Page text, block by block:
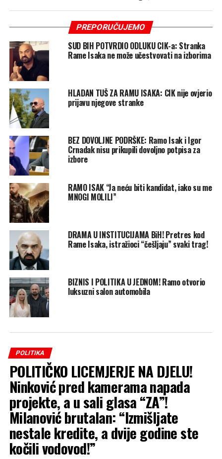
PREPORUČUJEMO
SUD BIH POTVRDIO ODLUKU CIK-a: Stranka
Rame Isaka ne može učestvovati na izborima
HLADAN TUŠ ZA RAMU ISAKA: CIK nije ovjerio
prijavu njegove stranke
BEZ DOVOLJNE PODRŠKE: Ramo Isak i Igor
Crnadak nisu prikupili dovoljno potpisa za
izbore
RAMO ISAK “Ja neću biti kandidat, iako su me
MNOGI MOLILI”
DRAMA U INSTITUCIJAMA BiH! Pretres kod
Rame Isaka, istražioci “češljaju” svaki trag!
BIZNIS I POLITIKA U JEDNOM! Ramo otvorio
luksuzni salon automobila
POLITIKA
POLITIČKO LICEMJERJE NA DJELU!
Ninković pred kamerama napada
projekte, a u sali glasa “ZA”!
Milanović brutalan: “Izmišljate
nestale kredite, a dvije godine ste
kočili vodovod!”